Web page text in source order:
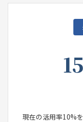
15
現在の活用率10%